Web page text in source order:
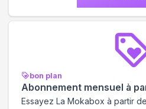
bon plan
Abonnement mensuel à
Essayez La Mokabox à partir